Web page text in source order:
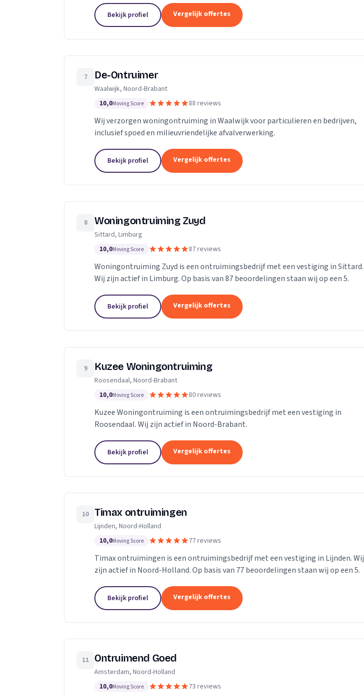
Bekijk profiel Vergelijk offertes
7 De-Ontruimer
Waalwijk, Noord-Brabant
10,0Moving Score 88 reviews
Wij verzorgen woningontruiming in Waalwijk voor particulieren en bedrijven,
inclusief spoed en milieuvriendelijke afvalverwerking.
Bekijk profiel Vergelijk offertes
8 Woningontruiming Zuyd
Sittard, Limburg
10,0Moving Score 87 reviews
Woningontruiming Zuyd is een ontruimingsbedrijf met een vestiging in Sittard.
Wij zijn actief in Limburg. Op basis van 87 beoordelingen staan wij op een 5.
Bekijk profiel Vergelijk offertes
9 Kuzee Woningontruiming
Roosendaal, Noord-Brabant
10,0Moving Score 80 reviews
Kuzee Woningontruiming is een ontruimingsbedrijf met een vestiging in
Roosendaal. Wij zijn actief in Noord-Brabant.
Bekijk profiel Vergelijk offertes
10 Timax ontruimingen
Lijnden, Noord-Holland
10,0Moving Score 77 reviews
Timax ontruimingen is een ontruimingsbedrijf met een vestiging in Lijnden. Wij
zijn actief in Noord-Holland. Op basis van 77 beoordelingen staan wij op een 5.
Bekijk profiel Vergelijk offertes
11 Ontruimend Goed
Amsterdam, Noord-Holland
10,0Moving Score 73 reviews